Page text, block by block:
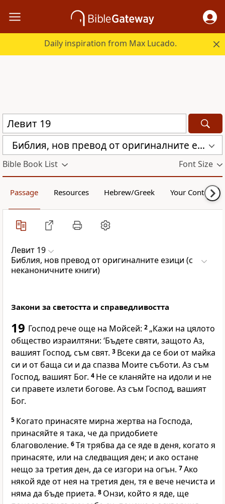
Daily inspiration from Max Lucado.
Библия, нов превод от оригиналните езици (с неканоничните книги) (CBT)
Bible Book List Font Size
Passage Resources Hebrew/Greek Your Content
Левит 19
Библия, нов превод от оригиналните езици (с
неканоничните книги)
Закони за светостта и справедливостта
19 Господ рече още на Мойсей: 2 „Кажи на цялото
общество израилтяни: ‘Бъдете святи, защото Аз,
вашият Господ, съм свят. 3 Всеки да се бои от майка
си и от баща си и да спазва Моите съботи. Аз съм
Господ, вашият Бог. 4 Не се кланяйте на идоли и не
си правете излети богове. Аз съм Господ, вашият
Бог.
5 Когато принасяте мирна жертва на Господа,
принасяйте я така, че да придобиете
благоволение. 6Тя трябва да се яде в деня, когато я
принасяте, или на следващия ден; и ако остане
нещо за третия ден, да се изгори на огън. 7Ако
някой яде от нея на третия ден, тя е вече нечиста и
няма да бъде приета. 8 Онзи, който я яде, ще